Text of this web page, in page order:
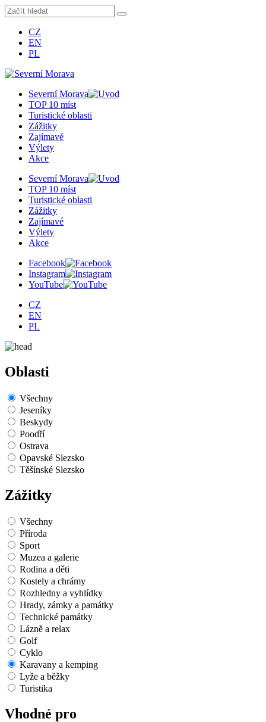
CZ
EN
PL
Severní Morava
TOP 10 míst
Turistické oblasti
Zážitky
Zajímavé
Výlety
Akce
Severní Morava
TOP 10 míst
Turistické oblasti
Zážitky
Zajímavé
Výlety
Akce
Facebook
Instagram
YouTube
CZ
EN
PL
Oblasti
Všechny
Jeseníky
Beskydy
Poodří
Ostrava
Opavské Slezsko
Těšínské Slezsko
Zážitky
Všechny
Příroda
Sport
Muzea a galerie
Rodina a děti
Kostely a chrámy
Rozhledny a vyhlídky
Hrady, zámky a památky
Technické památky
Lázně a relax
Golf
Cyklo
Karavany a kemping
Lyže a běžky
Turistika
Vhodné pro